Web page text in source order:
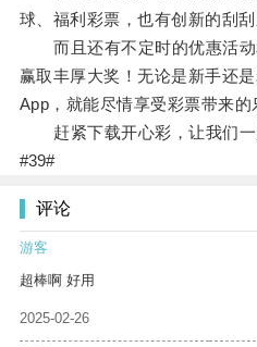
球、福利彩票，也有创新的刮
而且还有不定时的优惠活动
赢取丰厚大奖！无论是新手还
App，就能尽情享受彩票带来的
赶紧下载开心彩，让我们一
#39#
评论
游客
超棒啊 好用
2025-02-26